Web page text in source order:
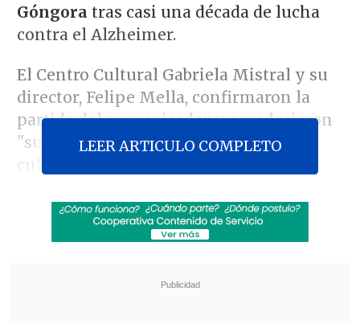
Góngora tras casi una década de lucha
contra el Alzheimer.
El Centro Cultural Gabriela Mistral y su
director, Felipe Mella, confirmaron la
partida del comunicador y agradecieron
"su mirada aguda en los contenidos
culturales de TV, su resistencia a la
alma".
Foo Fighters confirma su regreso a Chile para
LEER ARTICULO COMPLETO